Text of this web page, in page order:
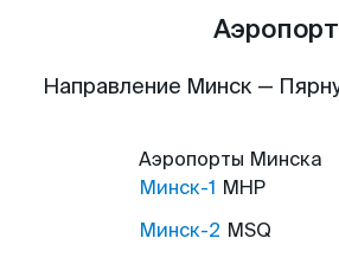
Направление Минск —
Аэропорты Минска
Минск-1 MHP
Минск-2 MSQ